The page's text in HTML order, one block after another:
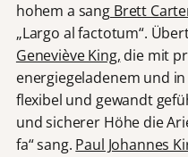
hohem a sang Brett
„Largo al factotum“.
Geneviève King, die mit
energiegeladenem und
flexibel und gewandt
und sicherer Höhe die
fa“ sang. Paul Johannes